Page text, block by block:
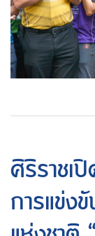
ศิริราชเ
การแข่ง